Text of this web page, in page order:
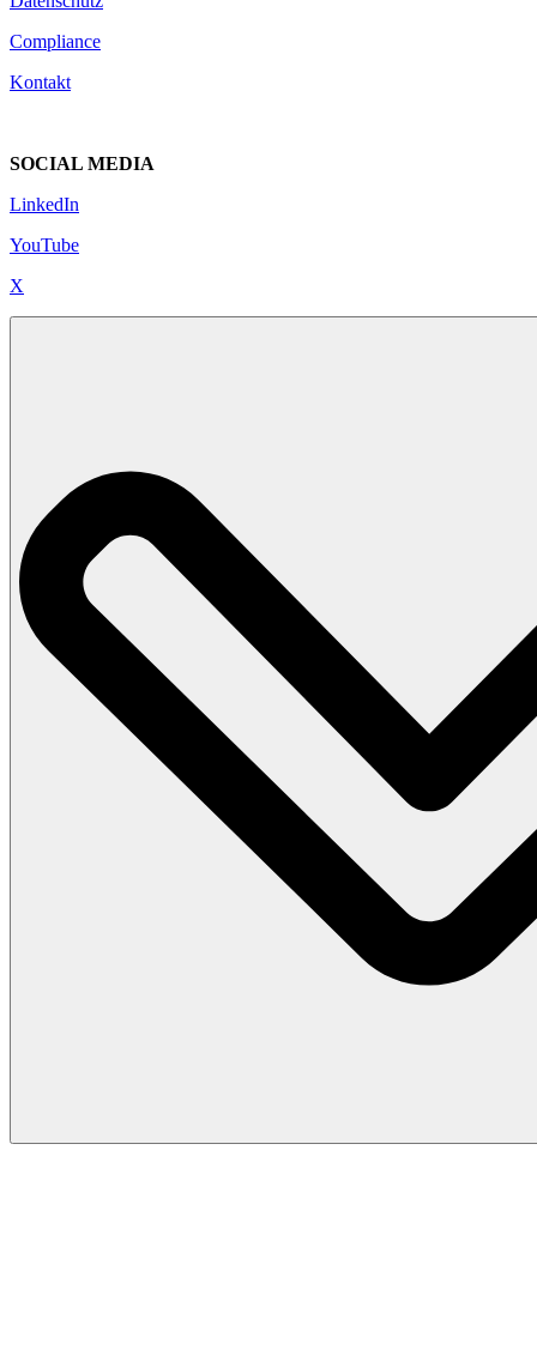
Compliance
Kontakt
SOCIAL MEDIA
LinkedIn
YouTube
X